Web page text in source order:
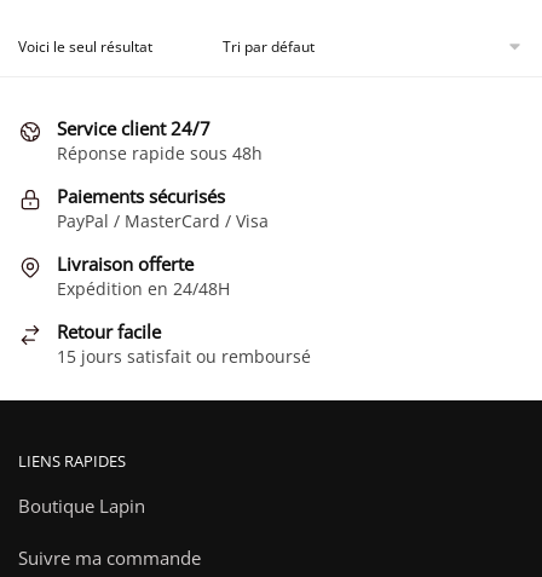
plusieurs
options
peuvent
être
choisies
la
du
produit
Voici le seul résultat
Service client 24/7
Réponse rapide sous 48h
Paiements sécurisés
PayPal / MasterCard / Visa
Livraison offerte
Expédition en 24/48H
Retour facile
15 jours satisfait ou remboursé
LIENS RAPIDES
Boutique Lapin
Suivre ma commande